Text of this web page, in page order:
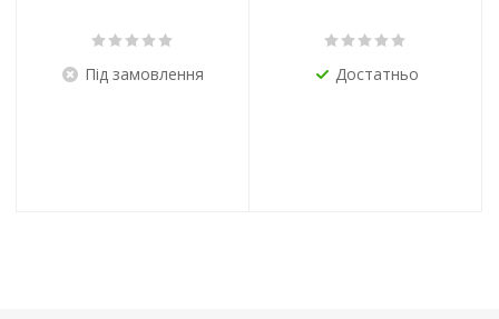
Під замовлення Достатньо